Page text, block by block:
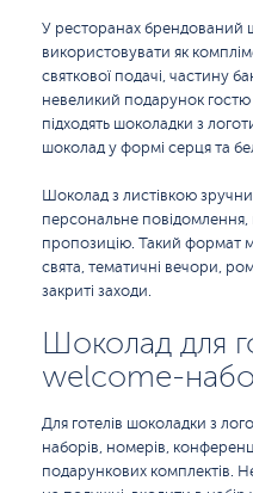
У ресторанах брендований
використовувати як
святкової подачі, частину
невеликий подарунок гостю
підходять шоколадки з
шоколад у формі серця та
Шоколад з листівкою
персональне повідомлення,
пропозицію. Такий формат
свята, тематичні вечори,
закриті заходи.
Шоколад для
welcome-
Для готелів шоколадки з
наборів, номерів,
подарункових комплектів.